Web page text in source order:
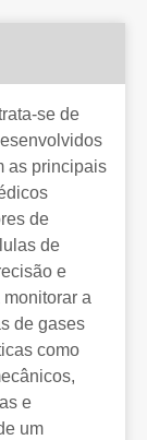
se de
as principais
de
de
e
a
de gases
como
e
um